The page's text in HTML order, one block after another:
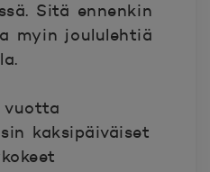
Sitä ennenkin
myin joululehtiä
kaksipäiväiset